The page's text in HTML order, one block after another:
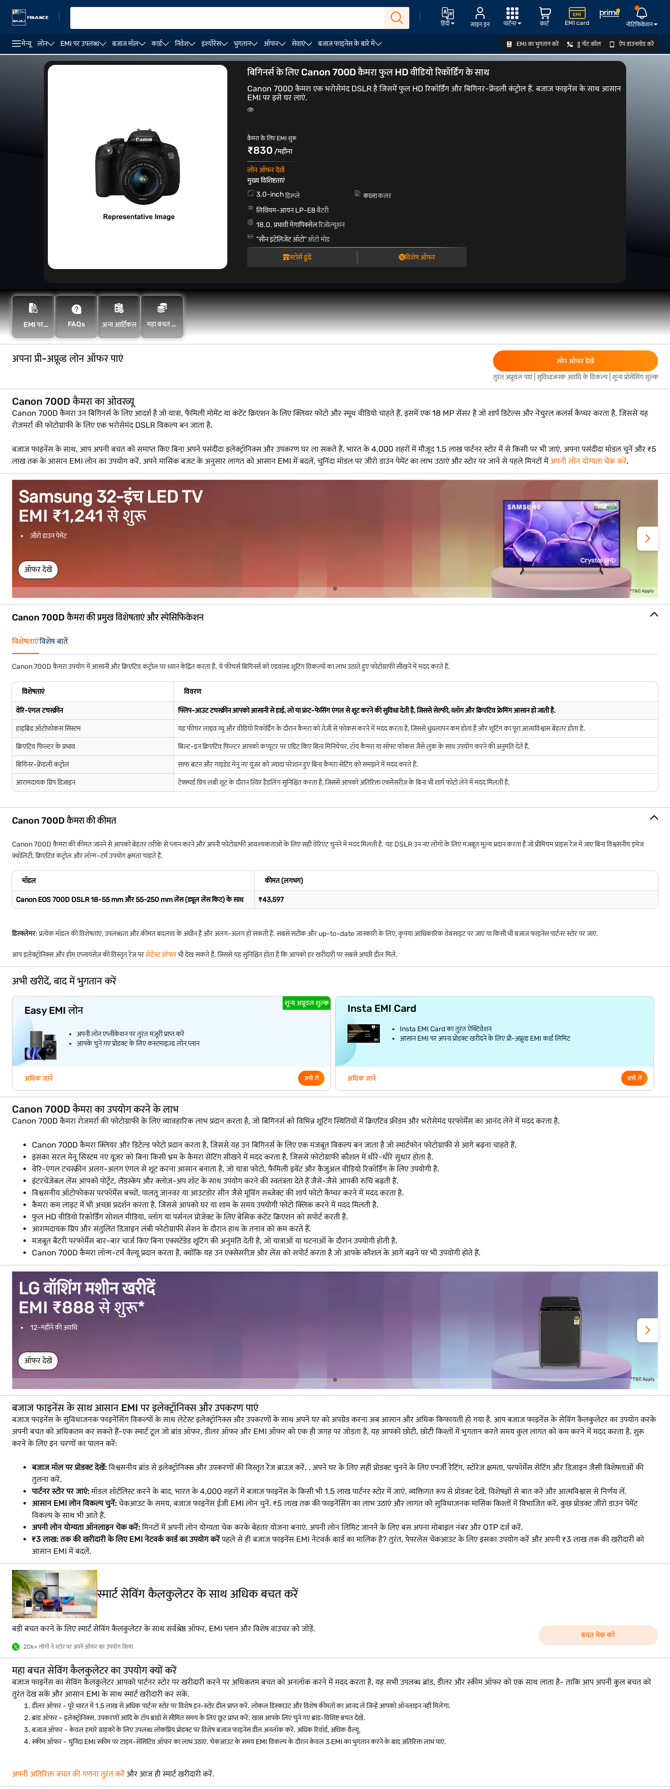
हिंदी साइन इन EMI card नोटिफिकेशन
कार्ट
पार्टनर
मेन्यू लोन EMI पर उपलब्ध बजाज मॉल कार्ड निवेश इंश्योरेंस भुगतान ऑफर सेवाएं बजाज फाइनेंस के बारे में EMI का भुगतान करें डु नॉट कॉल ऐप डाउनलोड करें
DSLR कैमरा ऐक्शन कैमरा Canon कैमरा Nikon कैमरा ऑफर देखें
बिगिनर्स के लिए Canon 700D कैमरा फुल HD वीडियो रिकॉर्डिंग के साथ
Canon 700D कैमरा एक भरोसेमंद DSLR है जिसमें फुल HD रिकॉर्डिंग और बिगिनर-फ्रेंडली कंट्रोल हैं. बजाज फाइनेंस के साथ आसान
EMI पर इसे घर लाएं.
कैमरा के लिए EMI शुरू
₹830 /महीना
लोन ऑफर देखें
मुख्य विशिष्टताएं
3.0-inchडिस्प्ले
लिथियम-आयन LP-E8बैटरी
18.0. प्रभावी मेगापिक्सेलरिज़ोल्यूशन
"सीन इंटेलिजेंट ऑटो"ऑटो मोड
कालाकलर
स्टोर्स ढूंढें विशेष ऑफर
EMI पर
खरीदारी करें
FAQs अन्य आर्टिकल
महा बचत के
बचत करें
अपना प्री-अप्रूव्ड लोन ऑफर पाएं
लोन ऑफर देखें
तुरंत अप्रूवल पाएं | सुविधाजनक अवधि के विकल्प | शून्य प्रोसेसिंग शुल्क
Canon 700D कैमरा का ओवरव्यू
Canon 700D कैमरा उन बिगिनर्स के लिए आदर्श है जो यात्रा, फैमिली मोमेंट या कंटेंट क्रिएशन के लिए क्लियर फोटो और स्मूथ वीडियो चाहते हैं. इसमें एक 18 MP सेंसर है जो शार्प डिटेल्स और नेचुरल कलर्स कैप्चर करता है, जिससे यह
रोज़मर्रा की फोटोग्राफी के लिए एक भरोसेमंद DSLR विकल्प बन जाता है.
बजाज फाइनेंस के साथ, आप अपनी बचत को समाप्त किए बिना अपने पसंदीदा इलेक्ट्रॉनिक्स और उपकरण घर ला सकते हैं. भारत के 4,000 शहरों में मौजूद 1.5 लाख पार्टनर स्टोर में से किसी पर भी जाएं, अपना पसंदीदा मॉडल चुनें और ₹5
लाख तक के आसान EMI लोन का उपयोग करें. अपने मासिक बजट के अनुसार लागत को आसान EMI में बदलें, चुनिंदा मॉडल पर ज़ीरो डाउन पेमेंट का लाभ उठाएं और स्टोर पर जाने से पहले मिनटों मेंअपनी लोन योग्यता चेक करें.
Samsung 32-इंच LED TV
EMI ₹1,241 से शुरू
ज़ीरो डाउन पेमेंट
ऑफर देखें
Canon 700D कैमरा की प्रमुख विशेषताएं और स्पेसिफिकेशन
विशेषताएंविशेष बातें
Canon 700D कैमरा उपयोग में आसानी और क्रिएटिव कंट्रोल पर ध्यान केंद्रित करता है. ये फीचर्स बिगिनर्स को एडवांस्ड शूटिंग विकल्पों का लाभ उठाते हुए फोटोग्राफी सीखने में मदद करते हैं.
विशेषताएं विवरण
वेरि-एंगल टचस्क्रीन फ्लिप-आउट टचस्क्रीन आपको आसानी से हाई, लो या फ्रंट-फेसिंग एंगल से शूट करने की सुविधा देती है, जिससे सेल्फी, व्लॉग और क्रिएटिव फ्रेमिंग आसान हो जाती है.
हाइब्रिड ऑटोफोकस सिस्टम यह फीचर लाइव व्यू और वीडियो रिकॉर्डिंग के दौरान कैमरा को तेज़ी से फोकस करने में मदद करता है, जिससे धुंधलापन कम होता है और शूटिंग का पूरा आत्मविश्वास बेहतर होता है.
क्रिएटिव फिल्टर के प्रभाव बिल्ट-इन क्रिएटिव फिल्टर आपको कंप्यूटर पर एडिट किए बिना मिनियेचर, टॉय कैमरा या सॉफ्ट फोकस जैसे लुक के साथ उपयोग करने की अनुमति देते हैं.
बिगिनर-फ्रेंडली कंट्रोल साफ बटन और गाइडेड मेनू नए यूज़र को ज्यादा परेशान हुए बिना कैमरा सेटिंग को समझने में मदद करते हैं.
आरामदायक ग्रिप डिज़ाइन टेक्स्चर्ड ग्रिप लंबी शूट के दौरान स्थिर हैंडलिंग सुनिश्चित करता है, जिससे आपको अतिरिक्त एक्सेसरीज़ के बिना भी शार्प फोटो लेने में मदद मिलती है.
Canon 700D कैमरा की कीमत
Canon 700D कैमरा की कीमत जानने से आपको बेहतर तरीके से प्लान करने और अपनी फोटोग्राफी आवश्यकताओं के लिए सही वेरिएंट चुनने में मदद मिलती है. यह DSLR उन नए लोगों के लिए मजबूत मूल्य प्रदान करता है जो प्रीमियम प्राइस रेंज में जाए बिना विश्वसनीय इमेज
क्वॉलिटी, क्रिएटिव कंट्रोल और लॉन्ग-टर्म उपयोग क्षमता चाहते हैं.
मॉडल कीमत (लगभग)
Canon EOS 700D DSLR 18-55 mm और 55-250 mm लेंस (ड्यूल लेंस किट) के साथ ₹43,597
डिस्क्लेमर: प्रत्येक मॉडल की विशेषताएं, उपलब्धता और कीमत बदलाव के अधीन हैं और अलग-अलग हो सकती हैं. सबसे सटीक और up-to-date जानकारी के लिए, कृपया आधिकारिक वेबसाइट पर जाएं या किसी भी बजाज फाइनेंस पार्टनर स्टोर पर जाएं.
आप इलेक्ट्रॉनिक्स और होम एप्लायंसेज़ की विस्तृत रेंज परलेटेस्ट ऑफरभी देख सकते हैं, जिससे यह सुनिश्चित होता है कि आपको हर खरीदारी पर सबसे अच्छी डील मिले.
अभी खरीदें, बाद में भुगतान करें
शून्य अप्रूवल शुल्क
Easy EMI लोन
अपनी लोन एप्लीकेशन पर तुरंत मंज़ूरी प्राप्त करें
आपके चुने गए प्रोडक्ट के लिए कस्टमाइज़्ड लोन प्लान
अधिक जानें अभी लें
Insta EMI Card
Insta EMI Card का तुरंत ऐक्टिवेशन
आसान EMI पर अपना प्रोडक्ट खरीदने के लिए प्री-अप्रूव्ड EMI कार्ड लिमिट
अधिक जानें अभी लें
Canon 700D कैमरा का उपयोग करने के लाभ
Canon 700D कैमरा रोजमर्रा की फोटोग्राफी के लिए व्यावहारिक लाभ प्रदान करता है, जो बिगिनर्स को विभिन्न शूटिंग स्थितियों में क्रिएटिव फ्रीडम और भरोसेमंद परफॉर्मेंस का आनंद लेने में मदद करता है.
Canon 700D कैमरा क्लियर और डिटेल्ड फोटो प्रदान करता है, जिससे यह उन बिगिनर्स के लिए एक मजबूत विकल्प बन जाता है जो स्मार्टफोन फोटोग्राफी से आगे बढ़ना चाहते हैं.
इसका सरल मेनू सिस्टम नए यूज़र को बिना किसी भ्रम के कैमरा सेटिंग सीखने में मदद करता है, जिससे फोटोग्राफी कौशल में धीरे-धीरे सुधार होता है.
वेरि-एंगल टचस्क्रीन अलग-अलग एंगल से शूट करना आसान बनाता है, जो यात्रा फोटो, फैमिली इवेंट और कैजुअल वीडियो रिकॉर्डिंग के लिए उपयोगी है.
इंटरचेंजेबल लेंस आपको पोर्ट्रेट, लैंडस्केप और क्लोज़-अप शॉट के साथ उपयोग करने की स्वतंत्रता देते हैं जैसे-जैसे आपकी रुचि बढ़ती हैं.
विश्वसनीय ऑटोफोकस परफॉर्मेंस बच्चों, पालतू जानवर या आउटडोर सीन जैसे मूविंग सब्जेक्ट की शार्प फोटो कैप्चर करने में मदद करता है.
कैमरा कम लाइट में भी अच्छा प्रदर्शन करता है, जिससे आपको घर या शाम के समय उपयोगी फोटो क्लिक करने में मदद मिलती है.
फुल HD वीडियो रिकॉर्डिंग सोशल मीडिया, व्लॉग या पर्सनल प्रोजेक्ट के लिए बेसिक कंटेंट क्रिएशन को सपोर्ट करती है.
आरामदायक ग्रिप और संतुलित डिज़ाइन लंबी फोटोग्राफी सेशन के दौरान हाथ के तनाव को कम करते हैं.
मजबूत बैटरी परफॉर्मेंस बार-बार चार्ज किए बिना एक्सटेंडेड शूटिंग की अनुमति देती है, जो यात्राओं या घटनाओं के दौरान उपयोगी होती है.
Canon 700D कैमरा लॉन्ग-टर्म वैल्यू प्रदान करता है, क्योंकि यह उन एक्सेसरीज़ और लेंस को सपोर्ट करता है जो आपके कौशल के आगे बढ़ने पर भी उपयोगी होते हैं.
LG वॉशिंग मशीन खरीदें
EMI ₹888 से शुरू*
12-महीने की अवधि
ऑफर देखें
बजाज फाइनेंस के साथ आसान EMI पर इलेक्ट्रॉनिक्स और उपकरण पाएं
बजाज फाइनेंस के सुविधाजनक फाइनेंसिंग विकल्पों के साथ लेटेस्ट इलेक्ट्रॉनिक्स और उपकरणों के साथ अपने घर को अपग्रेड करना अब आसान और अधिक किफायती हो गया है. आप बजाज फाइनेंस के सेविंग कैलकुलेटर का उपयोग करके
अपनी बचत को अधिकतम कर सकते हैं-एक स्मार्ट टूल जो ब्रांड ऑफर, डीलर ऑफर और EMI ऑफर को एक ही जगह पर जोड़ता है, यह आपको छोटी, छोटी किश्तों में भुगतान करते समय कुल लागत को कम करने में मदद करता है. शुरू
करने के लिए इन चरणों का पालन करें:
बजाज मॉल पर प्रोडक्ट देखें:विश्वसनीय ब्रांड से इलेक्ट्रॉनिक्स और उपकरणों की विस्तृत रेंज ब्राउज़ करें. . अपने घर के लिए सही प्रोडक्ट चुनने के लिए एनर्जी रेटिंग, स्टोरेज क्षमता, परफॉर्मेंस सेटिंग और डिज़ाइन जैसी विशेषताओं की
तुलना करें.
पार्टनर स्टोर पर जाएं:मॉडल शॉर्टलिस्ट करने के बाद, भारत के 4,000 शहरों में बजाज फाइनेंस के किसी भी 1.5 लाख पार्टनर स्टोर में जाएं. व्यक्तिगत रूप से प्रोडक्ट देखें, विशेषज्ञों से बात करें और आत्मविश्वास से निर्णय लें.
आसान EMI लोन विकल्प चुनें:चेकआउट के समय, बजाज फाइनेंस ईजी EMI लोन चुनें. ₹5 लाख तक की फाइनेंसिंग का लाभ उठाएं और लागत को सुविधाजनक मासिक किश्तों में विभाजित करें. कुछ प्रोडक्ट ज़ीरो डाउन पेमेंट
विकल्प के साथ भी आते हैं.
अपनी लोन योग्यता ऑनलाइन चेक करें:मिनटों में अपनी लोन योग्यता चेक करके बेहतर योजना बनाएं. अपनी लोन लिमिट जानने के लिए बस अपना मोबाइल नंबर और OTP दर्ज करें.
₹3 लाख: तक की खरीदारी के लिए EMI नेटवर्क कार्ड का उपयोग करेंपहले से ही बजाज फाइनेंस EMI नेटवर्क कार्ड का मालिक है? तुरंत, पेपरलेस चेकआउट के लिए इसका उपयोग करें और अपनी ₹3 लाख तक की खरीदारी को
आसान EMI में बदलें.
स्मार्ट सेविंग कैलकुलेटर के साथ अधिक बचत करें
बड़ी बचत करने के लिए स्मार्ट सेविंग कैलकुलेटर के साथ सर्वश्रेष्ठ ऑफर, EMI प्लान और विशेष वाउचर को जोड़ें.
20k+ लोगों ने स्टोर पर अपने ऑफर का उपयोग किया
बचत चेक करें
महा बचत सेविंग कैलकुलेटर का उपयोग क्यों करें
बजाज फाइनेंस का सेविंग कैलकुलेटर आपको पार्टनर स्टोर पर खरीदारी करने पर अधिकतम बचत को अनलॉक करने में मदद करता है. यह सभी उपलब्ध ब्रांड, डीलर और स्कीम ऑफर को एक साथ लाता है- ताकि आप अपनी कुल बचत को
तुरंत देख सकें और आसान EMI के साथ स्मार्ट खरीदारी कर सकें.
डीलर ऑफर - पूरे भारत में 1.5 लाख से अधिक पार्टनर स्टोर पर विशेष इन-स्टोर डील प्राप्त करें. लोकल डिस्काउंट और विशेष कीमतों का आनंद लें जिन्हें आपको ऑनलाइन नहीं मिलेगा.
ब्रांड ऑफर - इलेक्ट्रॉनिक्स, उपकरणों आदि के टॉप ब्रांडों से सीमित समय के लिए छूट प्राप्त करें. खास आपके लिए चुने गए ब्रांड-विशिष्ट बचत देखें.
बजाज ऑफर - केवल हमारे ग्राहकों के लिए उपलब्ध लोकप्रिय प्रोडक्ट पर विशेष बजाज फाइनेंस डील अनलॉक करें. अधिक रिवॉर्ड, अधिक वैल्यू.
स्कीम ऑफर - चुनिंदा EMI स्कीम पर टाइम-सेंसिटिव ऑफर का लाभ उठाएं. चेकआउट के समय EMI विकल्प के दौरान केवल 3 EMI का भुगतान करने के बाद अतिरिक्त लाभ पाएं.
अपनी अतिरिक्त बचत की गणना तुरंत करें और आज ही स्मार्ट खरीदारी करें.